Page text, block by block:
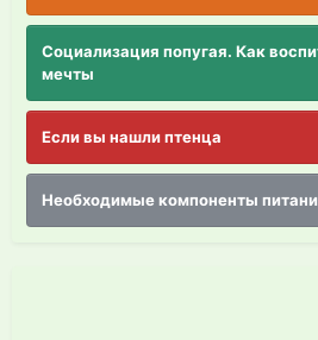
Социализация попугая. Как
мечты
Если вы нашли птенца
Необходимые компоненты